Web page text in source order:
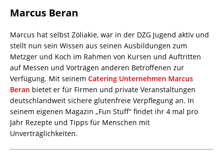
Marcus Beran
Marcus hat selbst Zöliakie, war in der DZG Jugend aktiv und
stellt nun sein Wissen aus seinen Ausbildungen zum
Metzger und Koch im Rahmen von Kursen und Auftritten
auf Messen und Vorträgen anderen Betroffenen zur
Verfügung. Mit seinem Catering Unternehmen Marcus
Beran bietet er für Firmen und private Veranstaltungen
deutschlandweit sichere glutenfreie Verpflegung an. In
seinem eigenen Magazin „Fun Stuff“ findet ihr 4 mal pro
Jahr Rezepte und Tipps für Menschen mit
Unverträglichkeiten.